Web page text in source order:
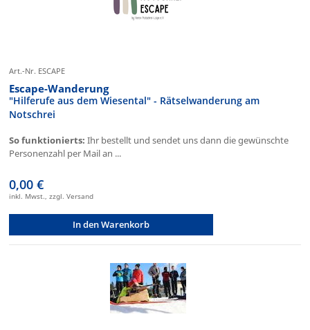
Art.-Nr. ESCAPE
Escape-Wanderung
"Hilferufe aus dem Wiesental" - Rätselwanderung am
Notschrei
So funktionierts: Ihr bestellt und sendet uns dann die gewünschte
Personenzahl per Mail an ...
0,00 €
inkl. Mwst., zzgl. Versand
In den Warenkorb